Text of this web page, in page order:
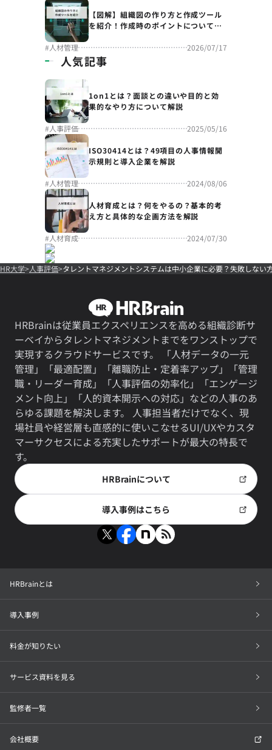
【図解】組織図の作り方と作成ツール
を紹介！作成時のポイントについても
#人材管理 2026/07/17
人気記事
1on1とは？面談との違いや目的と効
果的なやり方について解説
#人事評価 2025/05/16
ISO30414とは？49項目の人事情報開
示規則と導入企業を解説
#人材管理 2024/08/06
人材育成とは？何をやるの？基本的考
え方と具体的な企画方法を解説
#人材育成 2024/07/30
HR大学 人事評価 タレントマネジメントシステムは中小企業に必要？失敗しない
HRBrainは従業員エクスペリエンスを高める組織診断サ
ーベイからタレントマネジメントまでをワンストップで
実現するクラウドサービスです。 「人材データの一元
管理」「最適配置」「離職防止・定着率アップ」「管理
職・リーダー育成」「人事評価の効率化」「エンゲージ
メント向上」「人的資本開示への対応」などの人事のあ
らゆる課題を解決します。 人事担当者だけでなく、現
場社員や経営層も直感的に使いこなせるUI/UXやカスタ
マーサクセスによる充実したサポートが最大の特長で
す。
HRBrainについて
導入事例はこちら
HRBrainとは
導入事例
料金が知りたい
サービス資料を見る
監修者一覧
会社概要